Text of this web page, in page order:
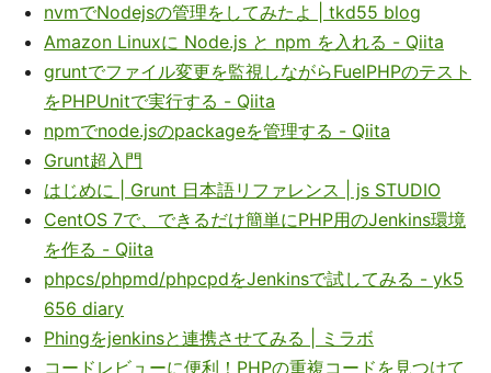
nvmでNodejsの管理をしてみたよ | tkd55 blog
Amazon Linuxに Node.js と npm を入れる - Qiita
gruntでファイル変更を監視しながらFuelPHPのテスト
をPHPUnitで実行する - Qiita
npmでnode.jsのpackageを管理する - Qiita
Grunt超入門
はじめに | Grunt 日本語リファレンス | js STUDIO
CentOS 7で、できるだけ簡単にPHP用のJenkins環境
を作る - Qiita
phpcs/phpmd/phpcpdをJenkinsで試してみる - yk5
656 diary
Phingをjenkinsと連携させてみる | ミラボ
コードレビューに便利！PHPの重複コードを見つけて